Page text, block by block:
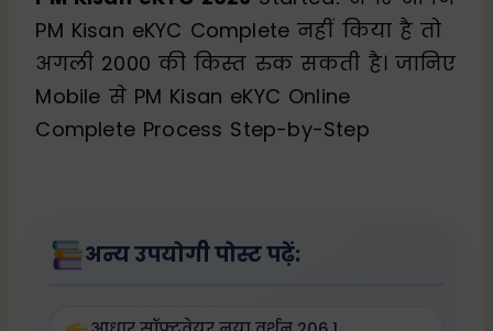
PM Kisan eKYC Complete नहीं किया है तो
अगली ₹2000 की किस्त रुक सकती है। जानिए
Mobile से PM Kisan eKYC Online
Complete Process Step-by-Step
अन्य उपयोगी पोस्ट पढ़ें: